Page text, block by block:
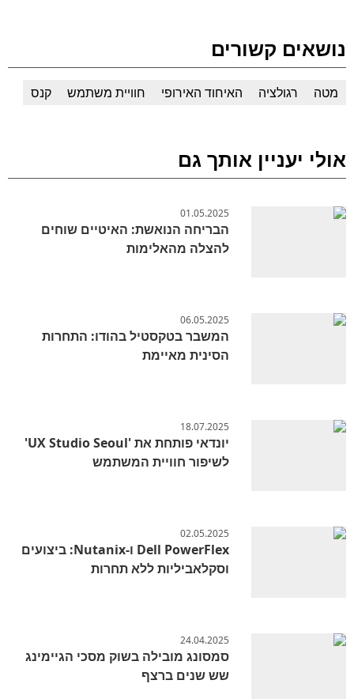
נושאים קשורים
מטה רגולציה האיחוד האירופי חוויית משתמש קנס
אולי יעניין אותך גם
01.05.2025
הבריחה הנואשת: האיטיים שוחים
להצלה מהאלימות
06.05.2025
המשבר בטקסטיל בהודו: התחרות
הסינית מאיימת
18.07.2025
יונדאי פותחת את 'UX Studio Seoul'
לשיפור חוויית המשתמש
02.05.2025
Dell PowerFlex ו-Nutanix: ביצועים
וסקלאביליות ללא תחרות
24.04.2025
סמסונג מובילה בשוק מסכי הגיימינג
שש שנים ברצף